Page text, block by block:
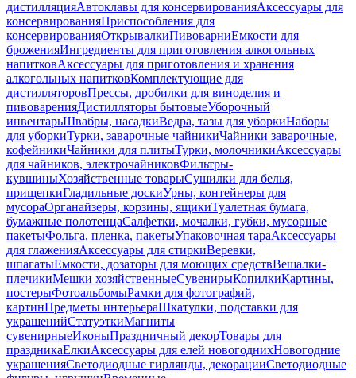
дистилляцияАвтоклавы для консервированияАксессуары для
консервированияПриспособления для
консервированияОткрывалкиПивоварниЕмкости для
броженияИнгредиенты для приготовления алкогольных
напитковАксессуары для приготовления и хранения
алкогольных напитковКомплектующие для
дистилляторовПрессы, дробилки для виноделия и
пивоваренияДистилляторы бытовыеУборочный
инвентарьШвабры, насадкиВедра, тазы для уборкиНаборы
для уборкиТурки, заварочные чайникиЧайники заварочные,
кофейникиЧайники для плитыТурки, молочникиАксессуары
для чайников, электрочайниковФильтры-
кувшиныХозяйственные товарыСушилки для белья,
прищепкиГладильные доскиУрны, контейнеры для
мусораОрганайзеры, корзины, ящикиТуалетная бумага,
бумажные полотенцаСалфетки, мочалки, губки, мусорные
пакетыФольга, пленка, пакетыУпаковочная тараАксессуары
для глаженияАксессуары для стиркиВеревки,
шпагатыЕмкости, дозаторы для моющих средствВешалки-
плечикиМешки хозяйственныеСувенирыКопилкиКартины,
постерыФотоальбомыРамки для фотографий,
картинПредметы интерьераШкатулки, подставки для
украшенийСтатуэткиМагниты
сувенирныеИконыПраздничный декорТовары для
праздникаЕлкиАксессуары для елей новогоднихНовогодние
украшенияСветодиодные гирлянды, декорацииСветодиодные